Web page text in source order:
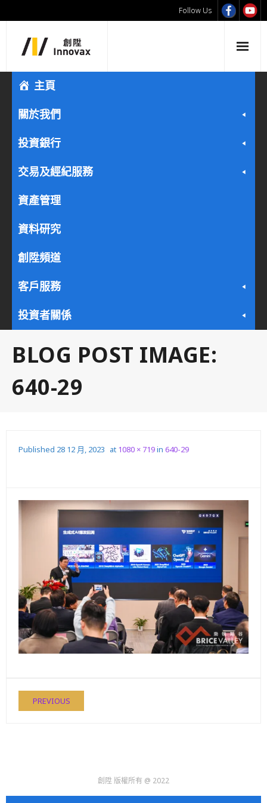
Follow Us
主頁
關於我們
投資銀行
交易及經紀服務
資產管理
資料研究
創陞頻道
客戶服務
投資者關係
BLOG POST IMAGE:
640-29
Published 28 12 月, 2023 at 1080 × 719in 640-29
PREVIOUS
創陞 版權所有 @ 2022